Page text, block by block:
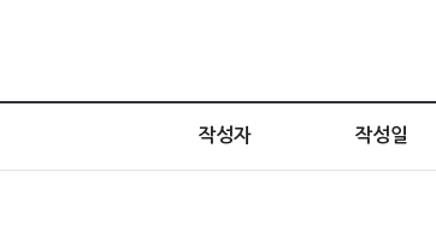
작성자 작성일